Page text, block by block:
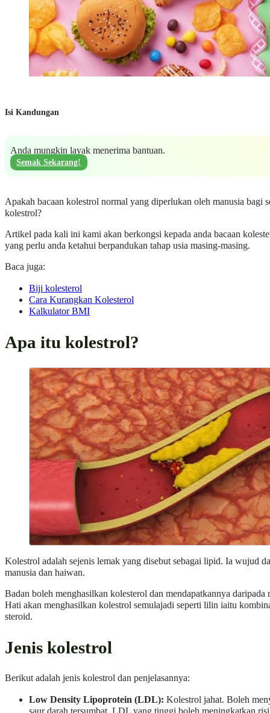
Isi Kandungan
Anda mungkin layak menerima bantuan.
Semak Sekarang!
Apakah bacaan kolestrol normal yang diperlukan oleh manusia bagi
kolestrol?
Artikel pada kali ini kami akan berkongsi kepada anda bacaan
yang perlu anda ketahui berpandukan tahap usia masing-masing.
Baca juga:
Biji kolesterol
Cara Kurangkan Kolesterol
Kalkulator BMI
Apa itu kolestrol?
Kolestrol adalah sejenis lemak yang disebut sebagai lipid. Ia wujud
manusia dan haiwan.
Badan boleh menghasilkan kolesterol dan mendapatkannya daripada
Hati akan menghasilkan kolestrol semulajadi seperti lilin iaitu
steroid.
Jenis kolestrol
Berikut adalah jenis kolestrol dan penjelasannya:
Low Density Lipoprotein (LDL): Kolestrol jahat. Boleh